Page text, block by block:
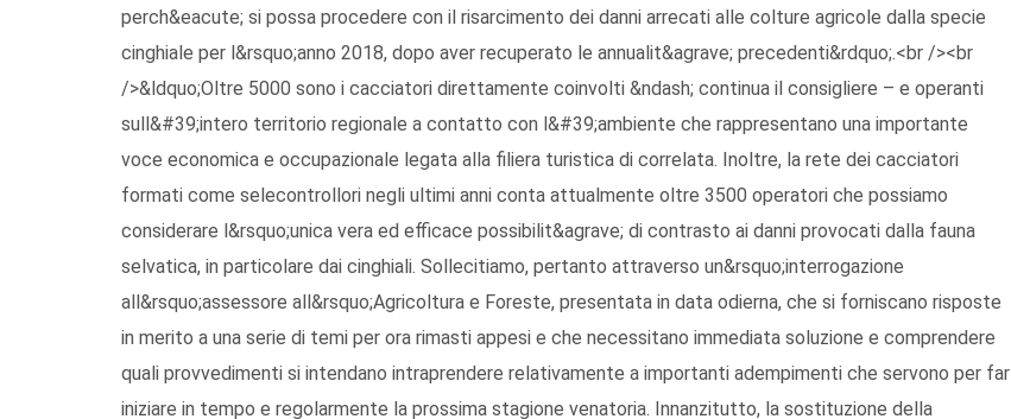
perch&eacute; si possa procedere con il risarcimento dei danni arrecati alle colture agricole dalla specie
cinghiale per l&rsquo;anno 2018, dopo aver recuperato le annualit&agrave; precedenti&rdquo;.<br /><br
/>&ldquo;Oltre 5000 sono i cacciatori direttamente coinvolti &ndash; continua il consigliere – e operanti
sull&#39;intero territorio regionale a contatto con l&#39;ambiente che rappresentano una importante
voce economica e occupazionale legata alla filiera turistica di correlata. Inoltre, la rete dei cacciatori
formati come selecontrollori negli ultimi anni conta attualmente oltre 3500 operatori che possiamo
considerare l&rsquo;unica vera ed efficace possibilit&agrave; di contrasto ai danni provocati dalla fauna
selvatica, in particolare dai cinghiali. Sollecitiamo, pertanto attraverso un&rsquo;interrogazione
all&rsquo;assessore all&rsquo;Agricoltura e Foreste, presentata in data odierna, che si forniscano risposte
in merito a una serie di temi per ora rimasti appesi e che necessitano immediata soluzione e comprendere
quali provvedimenti si intendano intraprendere relativamente a importanti adempimenti che servono per far
iniziare in tempo e regolarmente la prossima stagione venatoria. Innanzitutto, la sostituzione della